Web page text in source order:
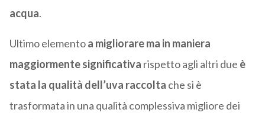
acqua.
Ultimo elementoa migliorare ma in maniera
maggiormente significativa rispetto agli altri due è
stata la qualità dell’uva raccolta che si è
trasformata in una qualità complessiva migliore dei